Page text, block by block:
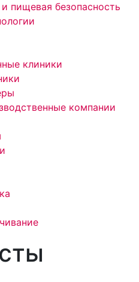
пищевая безопасность
клиники
компании